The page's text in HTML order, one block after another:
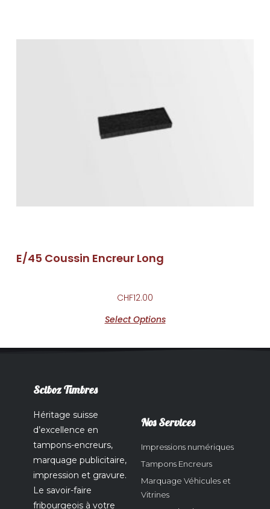
E/45 Coussin Encreur Long
CHF12.00
Select Options
Sciboz Timbres
Héritage suisse
d’excellence en
tampons-encreurs,
marquage publicitaire,
impression et gravure.
Le savoir-faire
fribourgeois à votre
Nos Services
Impressions numériques
Tampons Encreurs
Marquage Véhicules et
Vitrines